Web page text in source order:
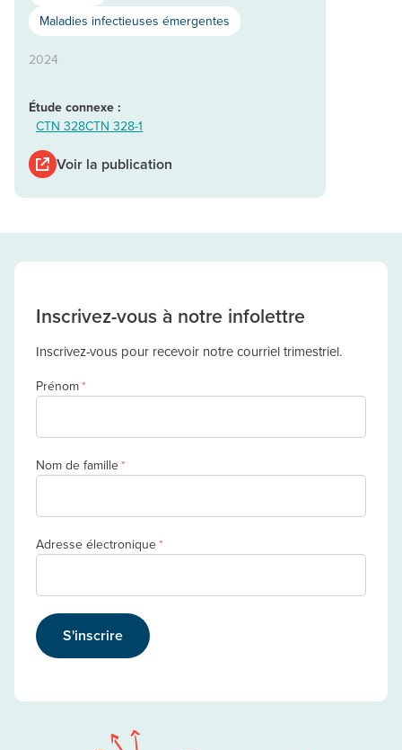
Maladies infectieuses émergentes
2024
Étude connexe :
CTN 328CTN 328-1
Voir la publication
Inscrivez-vous à notre infolettre
Inscrivez-vous pour recevoir notre courriel trimestriel.
Prénom*
Nom de famille*
Adresse électronique*
S'inscrire